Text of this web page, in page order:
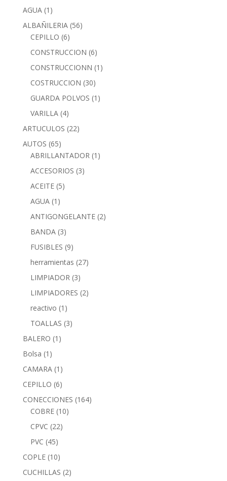
AGUA (1)
ALBAÑILERIA (56)
CEPILLO (6)
CONSTRUCCION (6)
CONSTRUCCIONN (1)
COSTRUCCION (30)
GUARDA POLVOS (1)
VARILLA (4)
ARTUCULOS (22)
AUTOS (65)
ABRILLANTADOR (1)
ACCESORIOS (3)
ACEITE (5)
AGUA (1)
ANTIGONGELANTE (2)
BANDA (3)
FUSIBLES (9)
herramientas (27)
LIMPIADOR (3)
LIMPIADORES (2)
reactivo (1)
TOALLAS (3)
BALERO (1)
Bolsa (1)
CAMARA (1)
CEPILLO (6)
CONECCIONES (164)
COBRE (10)
CPVC (22)
PVC (45)
COPLE (10)
CUCHILLAS (2)